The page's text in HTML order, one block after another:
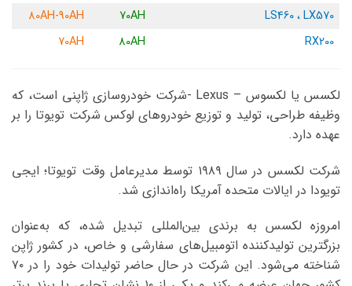
LS460 ، LX570
70AH
80AH-90AH
RX200
80AH
70AH
لکسس یا لکسوس – Lexus -شرکت خودروسازی ژاپنی است، که
وظیفه طراحی، تولید و توزیع خودروهای لوکس شرکت تویوتا را بر
عهده دارد.
شرکت لکسس در سال ۱۹۸۹ توسط مدیرعامل وقت تویوتا؛ ایجی
تویودا در ایالات متحده آمریکا راه‌اندازی شد.
امروزه لکسس به برندی بین‌المللی تبدیل شده، که به‌عنوان
بزرگترین تولیدکننده اتومبیل‌های سفارشی و خاص، در کشور ژاپن
شناخته می‌شود. این شرکت در حال حاضر تولیدات خود را در ۷۰